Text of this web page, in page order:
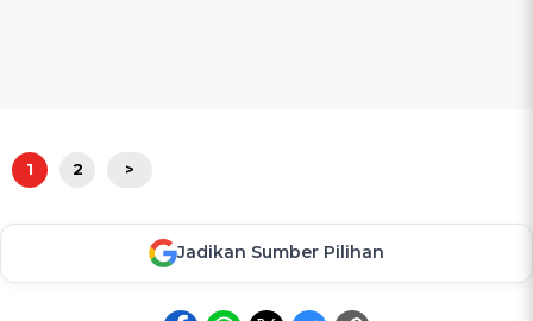
1 2 >
Jadikan Sumber Pilihan